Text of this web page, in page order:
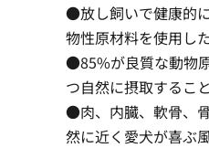
●放し飼いで健康的
物性原材料を使用し
●85%が良質な動物
つ自然に摂取するこ
●肉、内臓、軟骨、
然に近く愛犬が喜ぶ